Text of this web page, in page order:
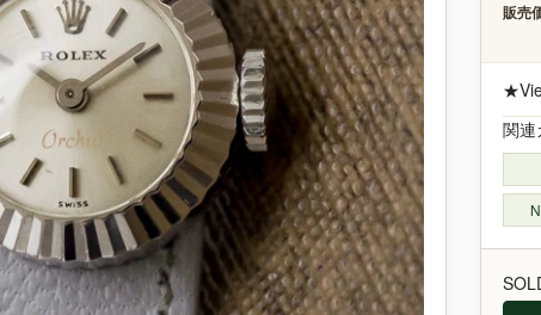
販売
関連